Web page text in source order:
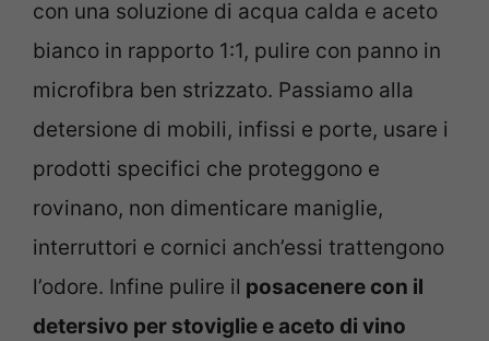
con una soluzione di acqua calda e aceto
bianco in rapporto 1:1, pulire con panno in
microfibra ben strizzato. Passiamo alla
detersione di mobili, infissi e porte, usare i
prodotti specifici che proteggono e
rovinano, non dimenticare maniglie,
interruttori e cornici anch’essi trattengono
l’odore. Infine pulire il posacenere con il
detersivo per stoviglie e aceto di vino